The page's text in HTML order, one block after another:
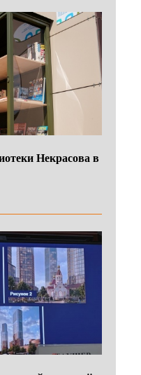
Некрасова в